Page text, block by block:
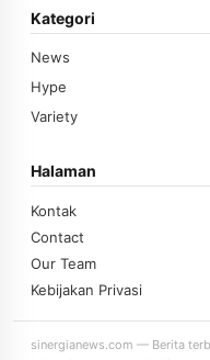
Kategori
News
Hype
Variety
Halaman
Kontak
Contact
Our Team
Kebijakan Privasi
sinergianews.com — Berita